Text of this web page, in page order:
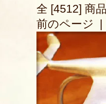
全 [4512] 商
前のページ